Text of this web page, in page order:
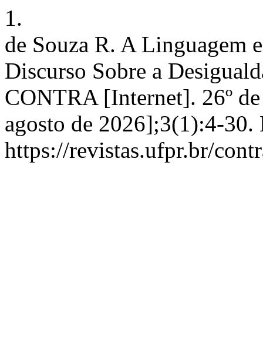
1.
de Souza R. A Linguagem
Discurso Sobre a
CONTRA [Internet]. 26º
agosto de 2026];3(1):4-
https://revistas.ufpr.br/